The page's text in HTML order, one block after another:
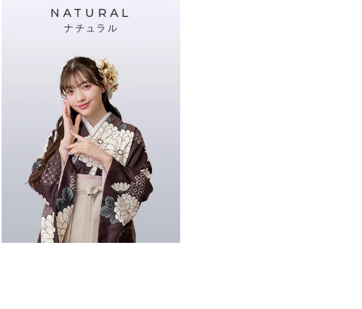
NATURAL
ナチュラル